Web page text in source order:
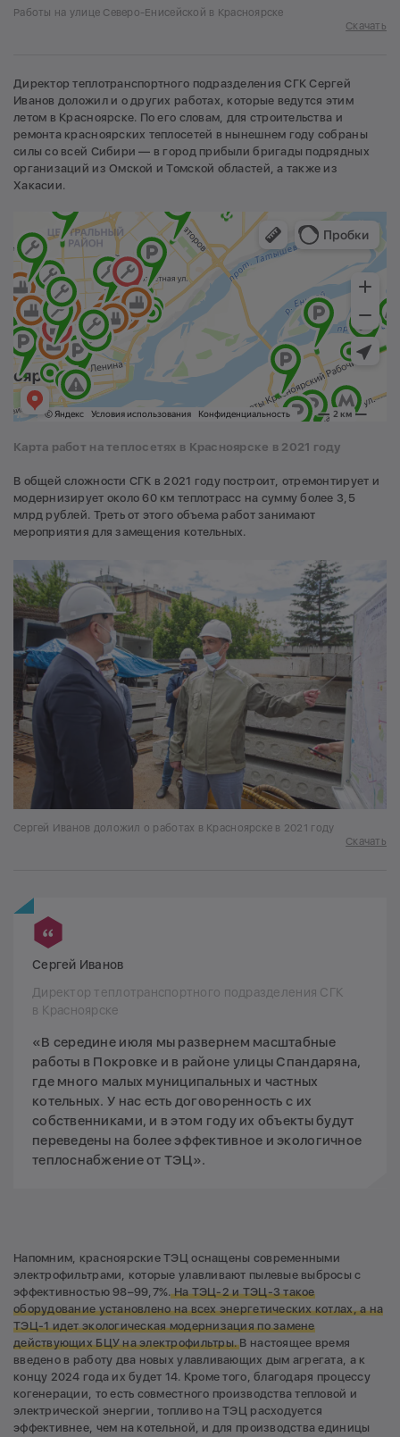
Работы на улице Северо-Енисейской в Красноярске
Скачать
Директор теплотранспортного подразделения СГК Сергей
Иванов доложил и о других работах, которые ведутся этим
летом в Красноярске. По его словам, для строительства и
ремонта красноярских теплосетей в нынешнем году собраны
силы со всей Сибири — в город прибыли бригады подрядных
организаций из Омской и Томской областей, а также из
Хакасии.
Карта работ на теплосетях в Красноярске в 2021 году
В общей сложности СГК в 2021 году построит, отремонтирует и
модернизирует около 60 км теплотрасс на сумму более 3,5
млрд рублей. Треть от этого объема работ занимают
мероприятия для замещения котельных.
Сергей Иванов доложил о работах в Красноярске в 2021 году
Скачать
Сергей Иванов
Директор теплотранспортного подразделения СГК
в Красноярске
«В середине июля мы развернем масштабные
работы в Покровке и в районе улицы Спандаряна,
где много малых муниципальных и частных
котельных. У нас есть договоренность с их
собственниками, и в этом году их объекты будут
переведены на более эффективное и экологичное
теплоснабжение от ТЭЦ».
Напомним, красноярские ТЭЦ оснащены современными
электрофильтрами, которые улавливают пылевые выбросы с
эффективностью 98–99,7%.На ТЭЦ-2 и ТЭЦ-3 такое
оборудование установлено на всех энергетических котлах, а на
ТЭЦ-1 идет экологическая модернизация по замене
действующих БЦУ на электрофильтры.В настоящее время
введено в работу два новых улавливающих дым агрегата, а к
концу 2024 года их будет 14. Кроме того, благодаря процессу
когенерации, то есть совместного производства тепловой и
электрической энергии, топливо на ТЭЦ расходуется
эффективнее, чем на котельной, и для производства единицы